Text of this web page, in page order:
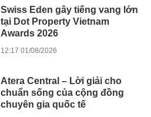
Swiss Eden gây tiếng vang lớn
tại Dot Property Vietnam
Awards 2026
12:17 01/08/2026
Atera Central – Lời giải cho
chuẩn sống của cộng đồng
chuyên gia quốc tế